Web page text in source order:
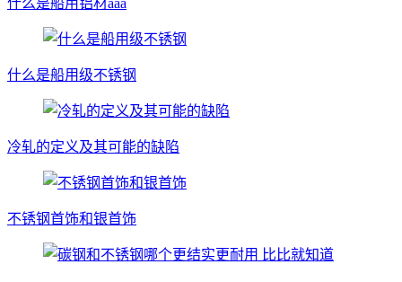
什么是船用铝材aaa
什么是船用级不锈钢
冷轧的定义及其可能的缺陷
不锈钢首饰和银首饰